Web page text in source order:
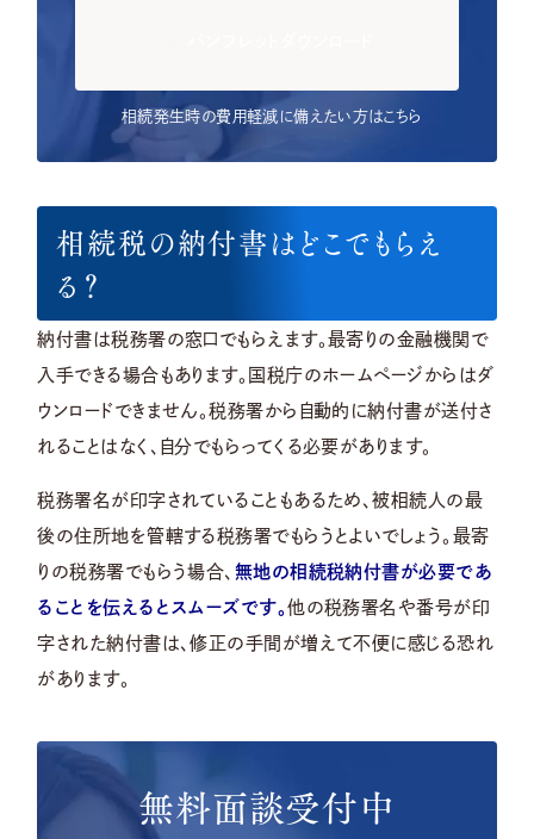
相続発生時の費用軽減に備えたい方はこちら
相続税の納付書はどこでもらえ
る？
納付書は税務署の窓口でもらえます。最寄りの金融機関で
入手できる場合もあります。国税庁のホームページからはダ
ウンロードできません。税務署から自動的に納付書が送付さ
れることはなく、自分でもらってくる必要があります。
税務署名が印字されていることもあるため、被相続人の最
後の住所地を管轄する税務署でもらうとよいでしょう。最寄
りの税務署でもらう場合、 無地の相続税納付書が必要であ
ることを伝えるとスムーズです。他の税務署名や番号が印
字された納付書は、修正の手間が増えて不便に感じる恐れ
があります。
無料面談受付中